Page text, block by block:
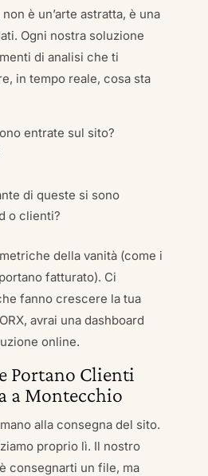
è un’arte astratta, è una
Ogni nostra soluzione
di analisi che ti
in tempo reale, cosa sta
entrate sul sito?
di queste si sono
o clienti?
della vanità (come i
fatturato). Ci
fanno crescere la tua
avrai una dashboard
online.
Portano Clienti
a Montecchio
alla consegna del sito.
proprio lì. Il nostro
consegnarti un file, ma